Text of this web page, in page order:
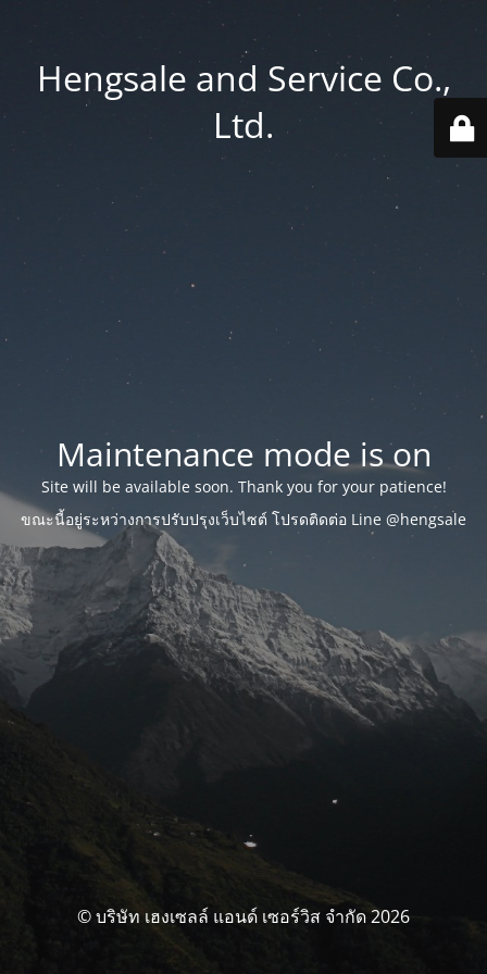
Hengsale and Service Co.,
Ltd.
Maintenance mode is on
Site will be available soon. Thank you for your patience!
ขณะนี้อยู่ระหว่างการปรับปรุงเว็บไซต์ โปรดติดต่อ Line @hengsale
© บริษัท เฮงเซลล์ แอนด์ เซอร์วิส จำกัด 2026